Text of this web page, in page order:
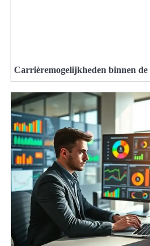
Carrièremogelijkheden binnen de